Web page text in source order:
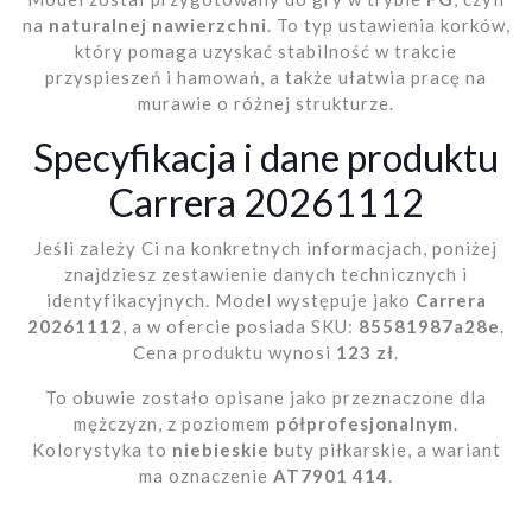
na naturalnej nawierzchni. To typ ustawienia korków,
który pomaga uzyskać stabilność w trakcie
przyspieszeń i hamowań, a także ułatwia pracę na
murawie o różnej strukturze.
Specyfikacja i dane produktu
Carrera 20261112
Jeśli zależy Ci na konkretnych informacjach, poniżej
znajdziesz zestawienie danych technicznych i
identyfikacyjnych. Model występuje jako Carrera
20261112, a w ofercie posiada SKU: 85581987a28e.
Cena produktu wynosi 123 zł.
To obuwie zostało opisane jako przeznaczone dla
mężczyzn, z poziomem półprofesjonalnym.
Kolorystyka to niebieskie buty piłkarskie, a wariant
ma oznaczenie AT7901 414.